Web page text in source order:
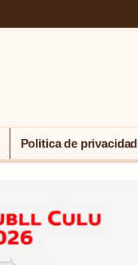
Politica de privacidad